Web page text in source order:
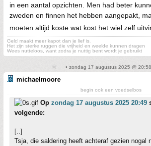
in een aantal opzichten. Men had beter
zweden en finnen het hebben aangepakt,
moeten altijd koste wat kost het wiel zelf
Geld maakt meer kapot dan je lief is.
Het zijn sterke ruggen die vrijheid en weelde kunnen dragen
Wees nutteloos, want zodra je nuttig bent wordt je gebruikt
• zondag 17 augustus 2025 @
michaelmoore
begin ook een voedselbos
Op zondag 17 augustus 2025 20:49
volgende:
[..]
Tsja, die saldering heeft achteraf gezien nogal